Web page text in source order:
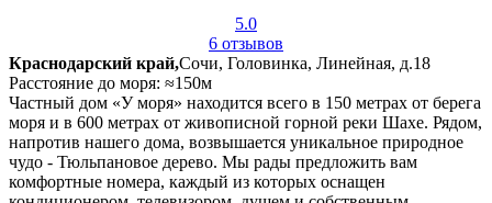
5.0
6 отзывов
Краснодарский край,Сочи, Головинка, Линейная, д.18
Расстояние до моря: ≈150м
Частный дом «У моря» находится всего в 150 метрах от берега
моря и в 600 метрах от живописной горной реки Шахе. Рядом,
напротив нашего дома, возвышается уникальное природное
чудо - Тюльпановое дерево. Мы рады предложить вам
комфортные номера, каждый из которых оснащен